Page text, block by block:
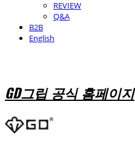
REVIEW
Q&A
B2B
English
GD그립 공식 홈페이지